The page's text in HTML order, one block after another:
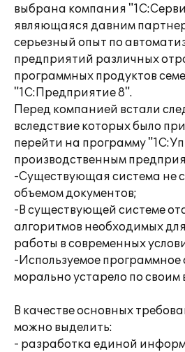
выбрана компания
являющаяся давним
серьезный опыт по
предприятий различных
программных продуктов
"1С:Предприятие 8".
Перед компанией встали
вследствие которых было
перейти на программу
производственным
-Существующая система не
объемом документов;
-В существующей системе
алгоритмов необходимых
работы в современных
-Используемое программное
морально устарело по своим
В качестве основных
можно выделить:
- разработка единой